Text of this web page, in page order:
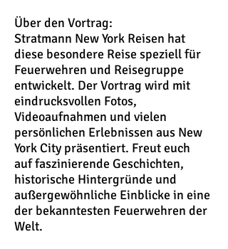
Über den Vortrag:
Stratmann New York Reisen hat
diese besondere Reise speziell für
Feuerwehren und Reisegruppe
entwickelt. Der Vortrag wird mit
eindrucksvollen Fotos,
Videoaufnahmen und vielen
persönlichen Erlebnissen aus New
York City präsentiert. Freut euch
auf faszinierende Geschichten,
historische Hintergründe und
außergewöhnliche Einblicke in eine
der bekanntesten Feuerwehren der
Welt.